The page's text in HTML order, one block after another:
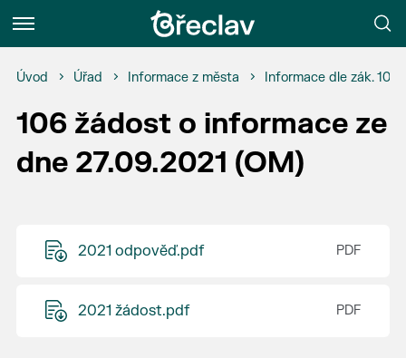
Menu
Úvod Úřad Informace z města Informace dle zák.
106 žádost o informace ze
dne 27.09.2021 (OM)
2021 odpověď.pdf
2021 žádost.pdf